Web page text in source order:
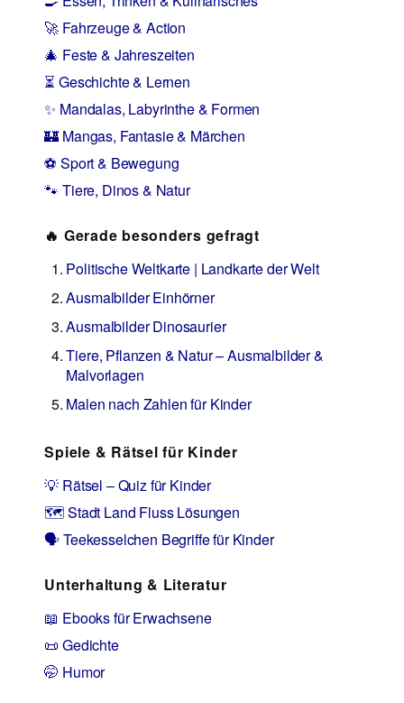
🚀 Fahrzeuge & Action
🎄 Feste & Jahreszeiten
⏳ Geschichte & Lernen
✨ Mandalas, Labyrinthe & Formen
🏰 Mangas, Fantasie & Märchen
⚽ Sport & Bewegung
🐾 Tiere, Dinos & Natur
🔥 Gerade besonders gefragt
Politische Weltkarte | Landkarte der Welt
Ausmalbilder Einhörner
Ausmalbilder Dinosaurier
Tiere, Pflanzen & Natur – Ausmalbilder &
Malvorlagen
Malen nach Zahlen für Kinder
Spiele & Rätsel für Kinder
💡 Rätsel – Quiz für Kinder
🗺️ Stadt Land Fluss Lösungen
🗣️ Teekesselchen Begriffe für Kinder
Unterhaltung & Literatur
📖 Ebooks für Erwachsene
📜 Gedichte
🤭 Humor